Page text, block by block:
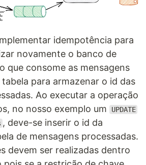
idempotência para
novamente o banco de
que consome as mensagens
para armazenar o id das
Ao executar a operação
no nosso exemplo um
UPDATE
, deve-se inserir o id da
de mensagens processadas.
devem ser realizadas dentro